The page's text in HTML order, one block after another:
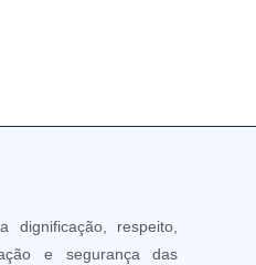
respeito,
e segurança das